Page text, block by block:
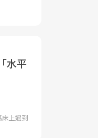
水平
上遇到